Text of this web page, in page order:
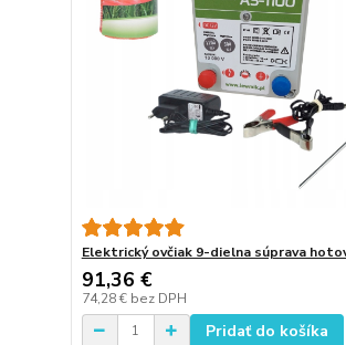
Elektrický ovčiak 9-dielna súprava
91,36 €
74,28 € bez DPH
Pridať do košíka